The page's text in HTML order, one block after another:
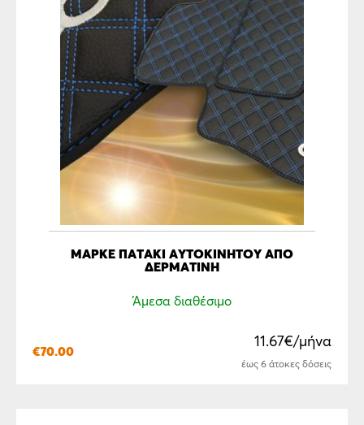
ΜΑΡΚΕ ΠΑΤΑΚΙ ΑΥΤΟΚΙΝΗΤΟΥ ΑΠΟ
ΔΕΡΜΑΤΙΝΗ
Άμεσα διαθέσιμο
€70.00
11.67€/μήνα
έως 6 άτοκες δόσεις